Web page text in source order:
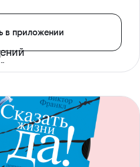
в приложении